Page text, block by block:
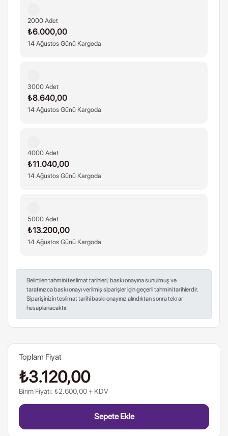
2000 Adet
₺6.000,00
14 Ağustos Günü Kargoda
3000 Adet
₺8.640,00
14 Ağustos Günü Kargoda
4000 Adet
₺11.040,00
14 Ağustos Günü Kargoda
5000 Adet
₺13.200,00
14 Ağustos Günü Kargoda
Belirtilen tahmini teslimat tarihleri; baskı onayına sunulmuş ve
tarafınızca baskı onayı verilmiş siparişler için geçerli tahmini tarihlerdir.
Siparişinizin teslimat tarihi baskı onayınız alındıktan sonra tekrar
hesaplanacaktır.
Toplam Fiyat
₺3.120,00
Birim Fiyatı: ₺2.600,00 + KDV
Sepete Ekle